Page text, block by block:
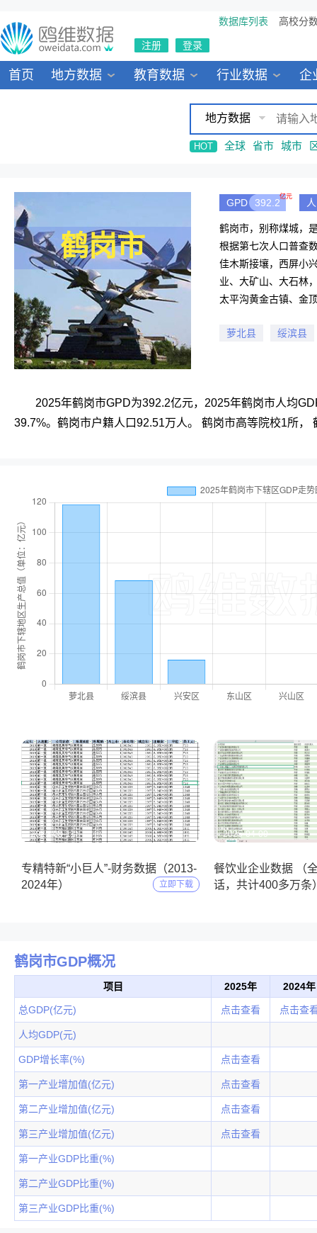
数据库列表 高校分
注册 登录
首页 地方数据 教育数据 行业数据 企
地方数据
HOT 全球 省市 城市
鹤岗市
GPD 392.2
亿元
鹤岗市，别称煤城，
根据第七次人口普查
佳木斯接壤，西屏小
业、大矿山、大石林
太平沟黄金古镇、金
萝北县 绥滨县
2025年鹤岗市GPD为392.2亿元，2025年鹤岗市人均
39.7%。鹤岗市户籍人口92.51万人。 鹤岗市高等院校1所
2025-05-11
专精特新“小巨人”-财务数据（2013-
2024年）
立即下载
2025-04-09
餐饮业企业数据 （
话，共计400多万条
鹤岗市GDP概况
项目 2025年 2024年
总GDP(亿元) 点击查看 点击查
人均GDP(元)
GDP增长率(%) 点击查看
第一产业增加值(亿元) 点击查看
第二产业增加值(亿元) 点击查看
第三产业增加值(亿元) 点击查看
第一产业GDP比重(%)
第二产业GDP比重(%)
第三产业GDP比重(%)